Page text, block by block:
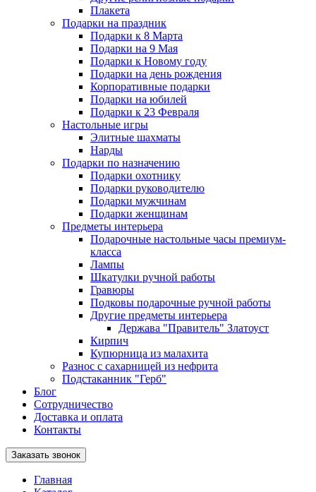
Плакета
Подарки на праздник
Подарки к 8 Марта
Подарки на 9 Мая
Подарки к Новому году
Подарки на день рождения
Корпоративные подарки
Подарки на юбилей
Подарки к 23 Февраля
Настольные игры
Элитные шахматы
Нарды
Подарки по назначению
Подарки охотнику
Подарки руководителю
Подарки мужчинам
Подарки женщинам
Предметы интерьера
Подарочные настольные часы премиум-
класса
Лампы
Шкатулки ручной работы
Гравюры
Подковы подарочные ручной работы
Другие предметы интерьера
Держава "Правитель" Златоуст
Кирпич
Купюрница из малахита
Разнос с сахарницей из нефрита
Подстаканник "Герб"
Блог
Сотрудничество
Доставка и оплата
Контакты
Заказать звонок
Главная